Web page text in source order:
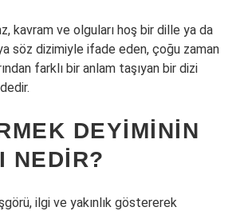
kavram ve olguları hoş bir dille ya da
söz dizimiyle ifade eden, çoğu zaman
farklı bir anlam taşıyan bir dizi
DEYIMININ
NEDIR?
ilgi ve yakınlık göstererek